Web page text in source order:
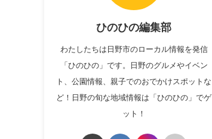
ひのひの編集部
わたしたちは日野市のローカル情報を発信
「ひのひの」です。日野のグルメやイベン
ト、公園情報、親子でのおでかけスポットな
ど！日野の旬な地域情報は「ひのひの」でゲ
ット！